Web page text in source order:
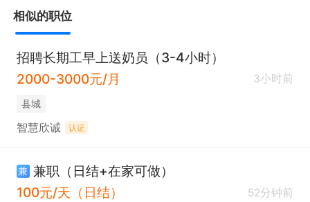
相似的职位
招聘长期工早上送奶员（3-4小时）
2000-3000元/月
3小时前
县城
智慧欣诚 认证
兼 兼职（日结+在家可做）
100元/天（日结）
52分钟前